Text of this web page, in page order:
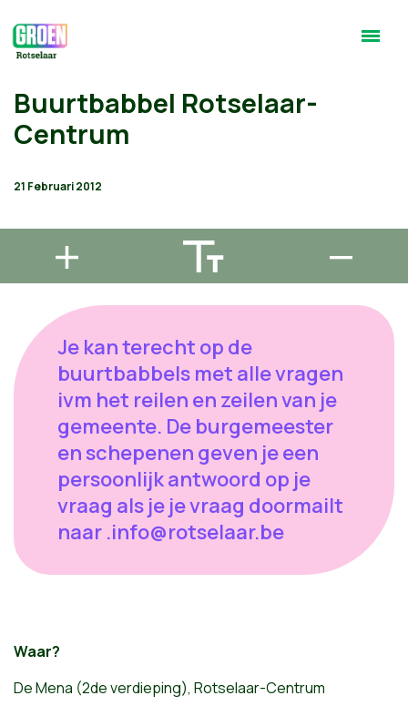
Buurtbabbel Rotselaar-
Centrum
21 Februari 2012
Je kan terecht op de
buurtbabbels met alle vragen
ivm het reilen en zeilen van je
gemeente. De burgemeester
en schepenen geven je een
persoonlijk antwoord op je
vraag als je je vraag doormailt
naar .info@rotselaar.be
Waar?
De Mena (2de verdieping), Rotselaar-Centrum